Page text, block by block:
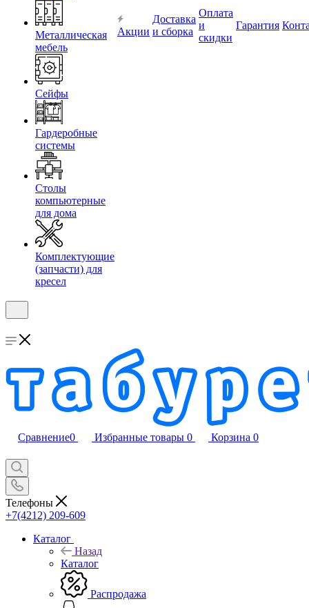
Металлическая
мебель
Сейфы
Гардеробные
системы
Столы
компьютерные
для дома
Комплектующие
(запчасти) для
кресел
Акции
Доставка
и сборка
Оплата
и
скидки
Гарантия
Сравнение0 Избранные товары 0 Корзина 0
Телефоны
+7(4212) 209-609
Каталог
Назад
Каталог
Распродажа